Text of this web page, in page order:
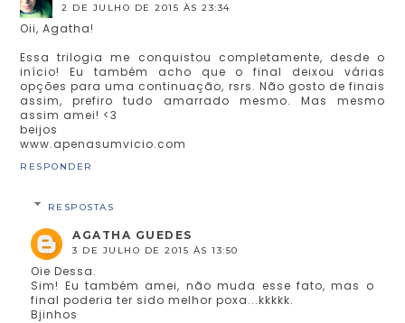
2 DE JULHO DE 2015 ÀS 23:34
Oii, Agatha!
Essa trilogia me conquistou completamente, desde o
início! Eu também acho que o final deixou várias
opções para uma continuação, rsrs. Não gosto de finais
assim, prefiro tudo amarrado mesmo. Mas mesmo
assim amei! <3
beijos
www.apenasumvicio.com
RESPONDER
RESPOSTAS
AGATHA GUEDES
3 DE JULHO DE 2015 ÀS 13:50
Oie Dessa.
Sim! Eu também amei, não muda esse fato, mas o
final poderia ter sido melhor poxa...kkkkk.
Bjinhos